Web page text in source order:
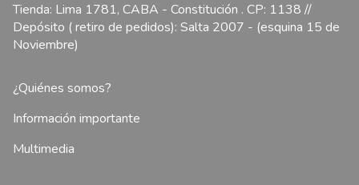
Tienda: Lima 1781, CABA - Constitución . CP: 1138 //
Depósito ( retiro de pedidos): Salta 2007 - (esquina 15 de
Noviembre)
¿Quiénes somos?
Información importante
Multimedia